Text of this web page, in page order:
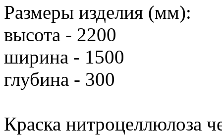
Размеры изделия (мм):
высота - 2200
ширина - 1500
глубина - 300
Краска нитроцеллюлоза